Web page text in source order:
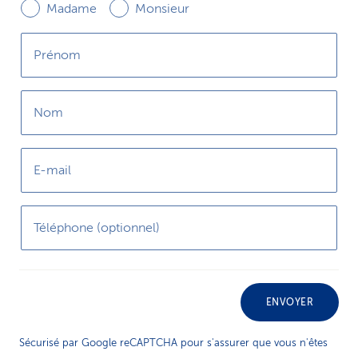
d'appelMadame
Monsieur
Prénom
Nom
E-mail
Téléphone (optionnel)
ENVOYER
Sécurisé par Google reCAPTCHA pour s'assurer que vous n'êtes